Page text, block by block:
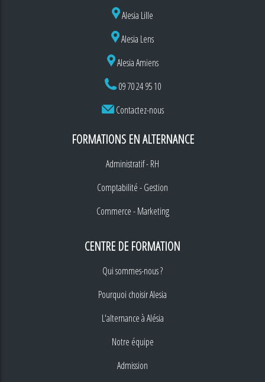
Alesia Lille
Alesia Lens
Alesia Amiens
09 70 24 95 10
Contactez-nous
FORMATIONS EN ALTERNANCE
Administratif - RH
Comptabilité - Gestion
Commerce - Marketing
CENTRE DE FORMATION
Qui sommes-nous ?
Pourquoi choisir Alesia
L'alternance à Alésia
Notre équipe
Admission